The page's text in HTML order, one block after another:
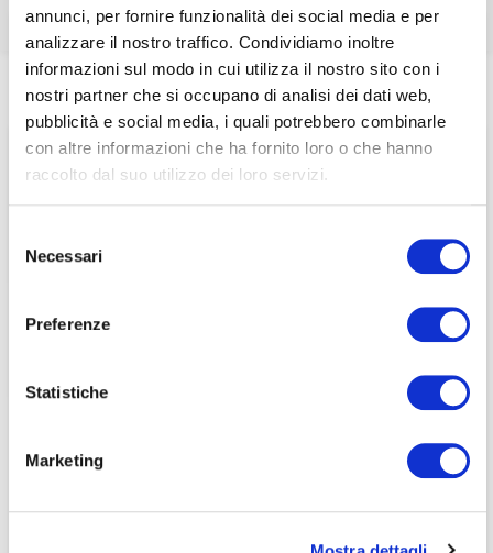
annunci, per fornire funzionalità dei social media e per
analizzare il nostro traffico. Condividiamo inoltre
informazioni sul modo in cui utilizza il nostro sito con i
nostri partner che si occupano di analisi dei dati web,
pubblicità e social media, i quali potrebbero combinarle
con altre informazioni che ha fornito loro o che hanno
raccolto dal suo utilizzo dei loro servizi.
delNecessari
Preferenze
Statistiche
Marketing
ACCEDI A NEDCOMMUNITY
Password dimenticata?
fare cliccando qui.
Home /Pubblicazioni/Dicono di noi/
Imprese: Fattori ESG sempre più strategici per rischi e
priorità | Italpress Agenzia di stampa | 07/10/2020
Questa sezione è riservata agli
associati
per visualizzare il contenuto è necessario
effettuare il login inserendo email e password qui
di seguito: